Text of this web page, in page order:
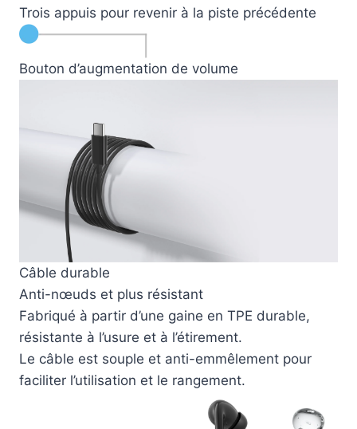
Trois appuis pour revenir à la piste précédente
Bouton d’augmentation de volume
Câble durable
Anti-nœuds et plus résistant
Fabriqué à partir d’une gaine en TPE durable,
résistante à l’usure et à l’étirement.
Le câble est souple et anti-emmêlement pour
faciliter l’utilisation et le rangement.